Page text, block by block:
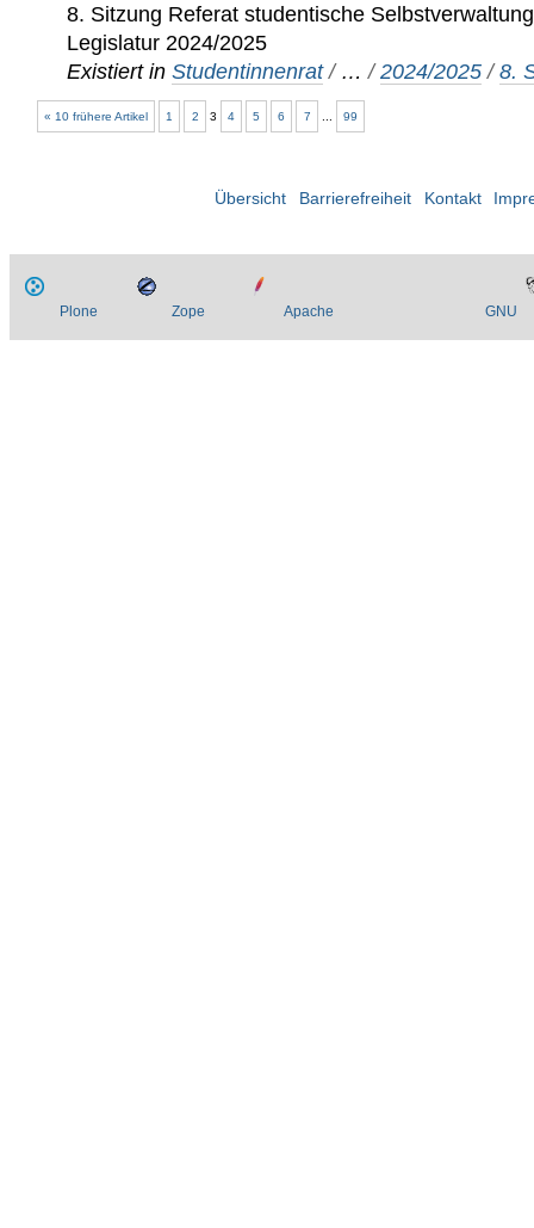
8. Sitzung Referat studentische
Legislatur 2024/2025
Existiert in Studentinnenrat / …/2024/2025 /8.
« 10 frühere Artikel 1 2 3 4 5 6 7 99
Übersicht Barrierefreiheit Kontakt
Plone Zope Apache GNU